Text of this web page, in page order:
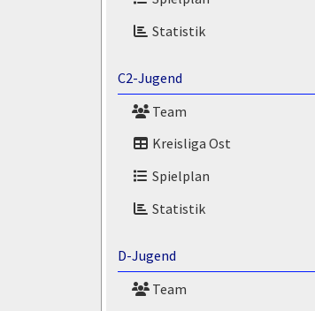
Statistik
C2-Jugend
Team
Kreisliga Ost
Spielplan
Statistik
D-Jugend
Team